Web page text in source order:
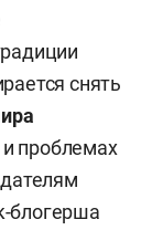
снять
проблемах
блогерша